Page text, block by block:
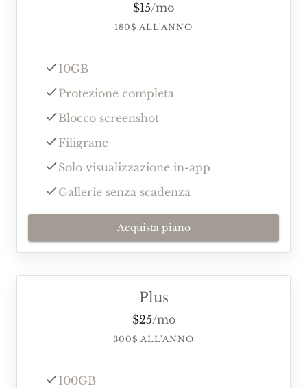
$15/mo
180$ ALL'ANNO
10GB
Protezione completa
Blocco screenshot
Filigrane
Solo visualizzazione in-app
Gallerie senza scadenza
Acquista piano
Plus
$25/mo
300$ ALL'ANNO
100GB